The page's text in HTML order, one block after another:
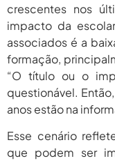
crescentes nos
impacto da
associados é a
formação,
“O título ou o
questionável.
anos estão na
Esse cenário
que podem ser